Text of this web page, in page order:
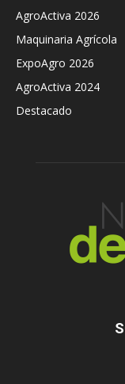
AgroActiva 2026
Maquinaria Agrícola
ExpoAgro 2026
AgroActiva 2024
Destacado